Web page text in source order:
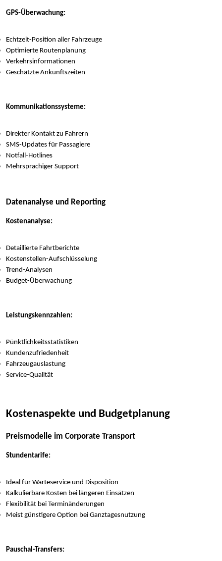
GPS-Überwachung:
Echtzeit-Position aller Fahrzeuge
Optimierte Routenplanung
Verkehrsinformationen
Geschätzte Ankunftszeiten
Kommunikationssysteme:
Direkter Kontakt zu Fahrern
SMS-Updates für Passagiere
Notfall-Hotlines
Mehrsprachiger Support
Datenanalyse und Reporting
Kostenanalyse:
Detaillierte Fahrtberichte
Kostenstellen-Aufschlüsselung
Trend-Analysen
Budget-Überwachung
Leistungskennzahlen:
Pünktlichkeitsstatistiken
Kundenzufriedenheit
Fahrzeugauslastung
Service-Qualität
Kostenaspekte und Budgetplanung
Preismodelle im Corporate Transport
Stundentarife:
Ideal für Warteservice und Disposition
Kalkulierbare Kosten bei längeren Einsätzen
Flexibilität bei Terminänderungen
Meist günstigere Option bei Ganztagesnutzung
Pauschal-Transfers: